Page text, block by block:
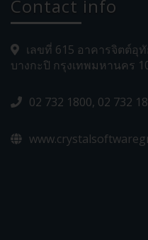
Contact info
เลขที่ 615 อาคารจิตต์อุ
บางกะปิ กรุงเทพมหานคร
02 732 1800, 02 732